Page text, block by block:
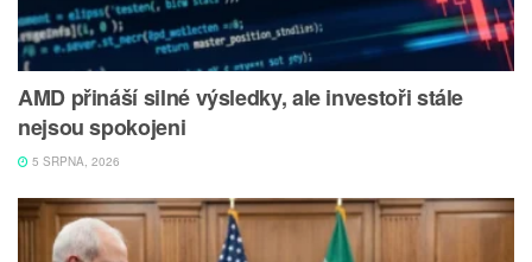
AMD přináší silné výsledky, ale investoři stále
nejsou spokojeni
5 SRPNA, 2026